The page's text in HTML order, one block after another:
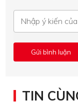
TIN